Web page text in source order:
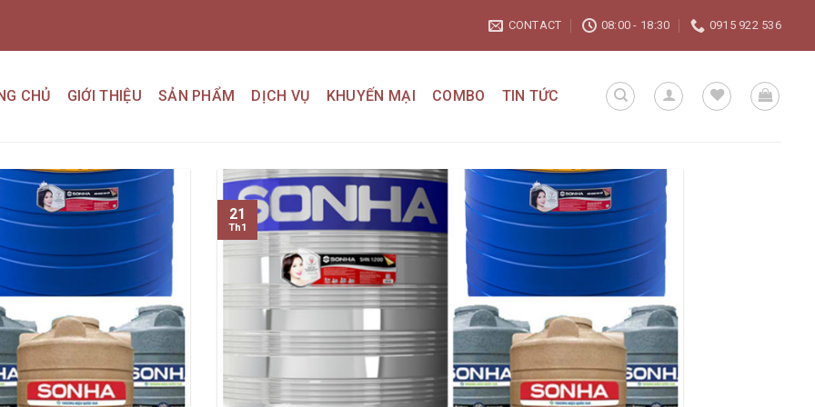
CONTACT 08:00 - 18:30 0915 922 536
CHỦ GIỚI THIỆU SẢN PHẨM DỊCH VỤ KHUYẾN MẠI COMBO TIN TỨC
21
Th1